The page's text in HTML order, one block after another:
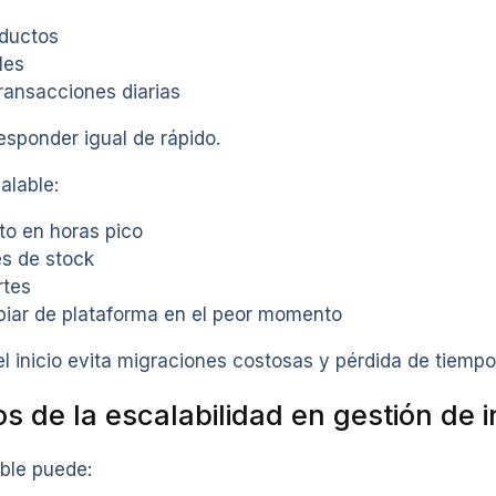
diarias
igual de rápido.
en horas pico
de stock
de plataforma en el peor momento
inicio evita migraciones costosas y pérdida de
de la escalabilidad en gestión de
puede: